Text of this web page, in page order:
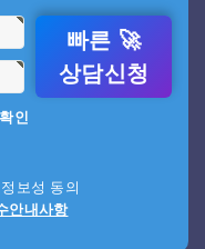
인
보성 동의
안내사항
빠른 🚀
상담신청